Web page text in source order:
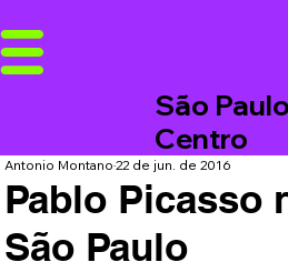
São
Centro
Pablo Picasso
São Paulo
Antonio Montano22 de jun. de 2016